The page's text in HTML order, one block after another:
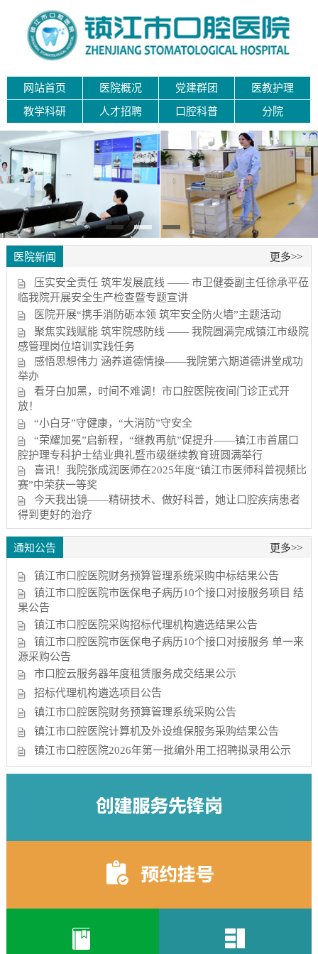
网站首页 医院概况 党建群团 医教护理
教学科研 人才招聘 口腔科普 分院
医院新闻 更多>>
压实安全责任 筑牢发展底线 —— 市卫健委副主任徐承平莅
临我院开展安全生产检查暨专题宣讲
医院开展“携手消防砺本领 筑牢安全防火墙”主题活动
聚焦实践赋能 筑牢院感防线 —— 我院圆满完成镇江市级院
感管理岗位培训实践任务
感悟思想伟力 涵养道德情操——我院第六期道德讲堂成功
举办
看牙白加黑，时间不难调！市口腔医院夜间门诊正式开
放！
“小白牙”守健康，“大消防”守安全
“荣耀加冕”启新程，“继教再航”促提升——镇江市首届口
腔护理专科护士结业典礼暨市级继续教育班圆满举行
喜讯！我院张成润医师在2025年度“镇江市医师科普视频比
赛”中荣获一等奖
今天我出镜——精研技术、做好科普，她让口腔疾病患者
得到更好的治疗
通知公告 更多>>
镇江市口腔医院财务预算管理系统采购中标结果公告
镇江市口腔医院市医保电子病历10个接口对接服务项目 结
果公告
镇江市口腔医院采购招标代理机构遴选结果公告
镇江市口腔医院市医保电子病历10个接口对接服务 单一来
源采购公告
市口腔云服务器年度租赁服务成交结果公示
招标代理机构遴选项目公告
镇江市口腔医院财务预算管理系统采购公告
镇江市口腔医院计算机及外设维保服务采购结果公告
镇江市口腔医院2026年第一批编外用工招聘拟录用公示